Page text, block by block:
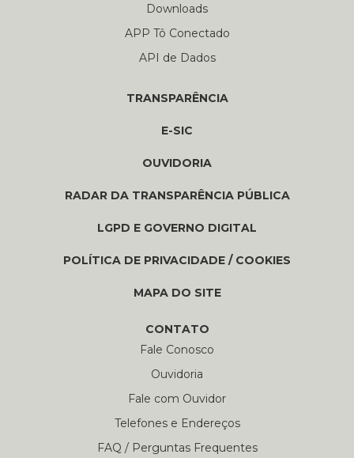
Downloads
APP Tô Conectado
API de Dados
TRANSPARÊNCIA
E-SIC
OUVIDORIA
RADAR DA TRANSPARÊNCIA PÚBLICA
LGPD E GOVERNO DIGITAL
POLÍTICA DE PRIVACIDADE / COOKIES
MAPA DO SITE
CONTATO
Fale Conosco
Ouvidoria
Fale com Ouvidor
Telefones e Endereços
FAQ / Perguntas Frequentes